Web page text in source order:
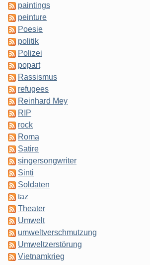
paintings
peinture
Poesie
politik
Polizei
popart
Rassismus
refugees
Reinhard Mey
RIP
rock
Roma
Satire
singersongwriter
Sinti
Soldaten
taz
Theater
Umwelt
umweltverschmutzung
Umweltzerstörung
Vietnamkrieg